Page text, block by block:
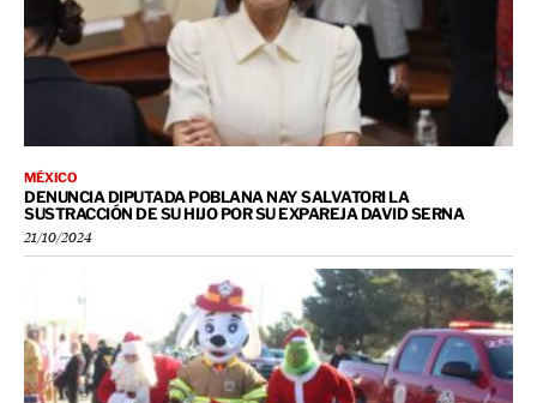
MÉXICO
DENUNCIA DIPUTADA POBLANA NAY SALVATORI LA
SUSTRACCIÓN DE SU HIJO POR SU EXPAREJA DAVID SERNA
21/10/2024